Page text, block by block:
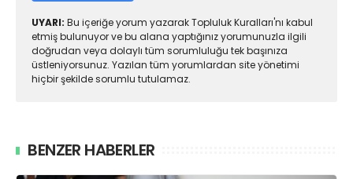
UYARI: Bu içeriğe yorum yazarak Topluluk Kuralları'nı kabul
etmiş bulunuyor ve bu alana yaptığınız yorumunuzla ilgili
doğrudan veya dolaylı tüm sorumluluğu tek başınıza
üstleniyorsunuz. Yazılan tüm yorumlardan site yönetimi
hiçbir şekilde sorumlu tutulamaz.
BENZER HABERLER